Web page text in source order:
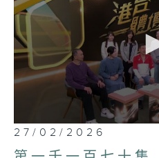
0
seconds
of
27/02/2026